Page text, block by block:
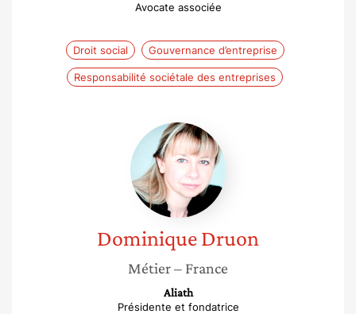
Avocate associée
Droit social Gouvernance d’entreprise
Responsabilité sociétale des entreprises
Dominique
Druon
DominiqueDruon
Métier– France
Aliath
Présidente et fondatrice